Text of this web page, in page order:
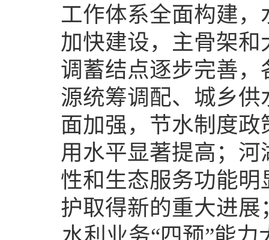
工作体系全面构建
加快建设，主骨架
调蓄结点逐步完善
源统筹调配、城乡
面加强，节水制度
用水平显著提高；
性和生态服务功能
护取得新的重大进